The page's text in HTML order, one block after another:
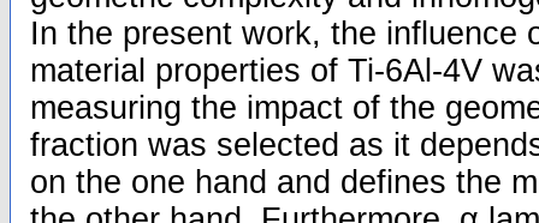
In the present work, the influence
material properties of Ti-6Al-4V
measuring the impact of the
fraction was selected as it
on the one hand and defines the